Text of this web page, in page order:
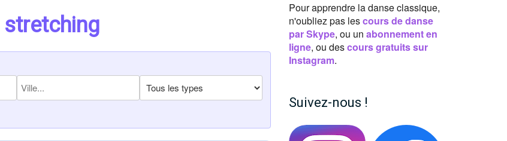
Pour apprendre la danse classique,
n'oubliez pas lescours de danse
par Skype, ou un abonnement en
ligne, ou descours gratuits sur
Instagram.
Suivez-nous !